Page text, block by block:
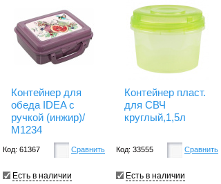
Контейнер для
обеда IDEA с
ручкой (инжир)/
М1234
Код: 61367 Сравнить
Есть в наличии
Контейнер пласт.
для СВЧ
круглый,1,5л
Код: 33555 Сравнить
Есть в наличии